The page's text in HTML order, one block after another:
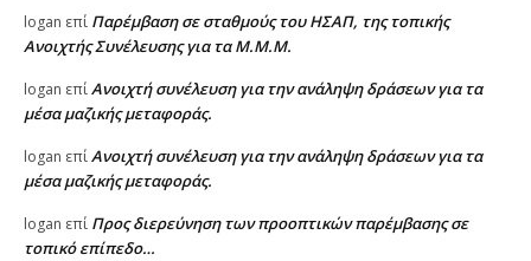
logan επί Παρέμβαση σε σταθμούς του ΗΣΑΠ, της τοπικής
Ανοιχτής Συνέλευσης για τα Μ.Μ.Μ.
logan επίΑνοιχτή συνέλευση για την ανάληψη δράσεων για τα
μέσα μαζικής μεταφοράς.
logan επίΑνοιχτή συνέλευση για την ανάληψη δράσεων για τα
μέσα μαζικής μεταφοράς.
logan επί Προς διερεύνηση των προοπτικών παρέμβασης σε
τοπικό επίπεδο…